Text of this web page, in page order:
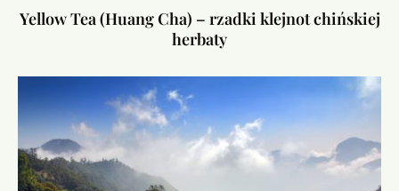
Yellow Tea (Huang Cha) – rzadki klejnot chińskiej
herbaty